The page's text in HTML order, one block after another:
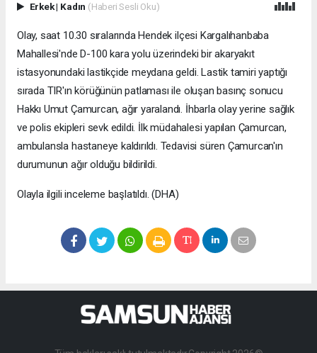
Erkek| Kadın (Haberi Sesli Oku)
Olay, saat 10.30 sıralarında Hendek ilçesi Kargalıhanbaba
Mahallesi'nde D-100 kara yolu üzerindeki bir akaryakıt
istasyonundaki lastikçide meydana geldi. Lastik tamiri yaptığı
sırada TIR'ın körüğünün patlaması ile oluşan basınç sonucu
Hakkı Umut Çamurcan, ağır yaralandı. İhbarla olay yerine sağlık
ve polis ekipleri sevk edildi. İlk müdahalesi yapılan Çamurcan,
ambulansla hastaneye kaldırıldı. Tedavisi süren Çamurcan'ın
durumunun ağır olduğu bildirildi.
Olayla ilgili inceleme başlatıldı. (DHA)